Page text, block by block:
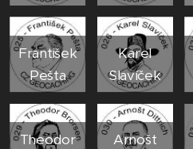
František
Pešta
Karel
Slavíček
Theodor
Arnošt